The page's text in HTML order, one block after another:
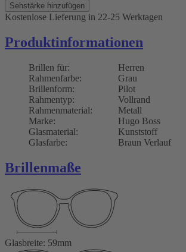
Sehstärke hinzufügen
Kostenlose Lieferung in 22-25 Werktagen
Produktinformationen
Brillen für:
Herren
Rahmenfarbe:
Grau
Brillenform:
Pilot
Rahmentyp:
Vollrand
Rahmenmaterial:
Metall
Marke:
Hugo Boss
Glasmaterial:
Kunststoff
Glasfarbe:
Braun Verlauf
Brillenmaße
Glasbreite: 59mm